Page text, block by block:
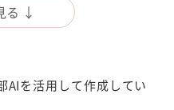
る ↓
を活用して作成してい